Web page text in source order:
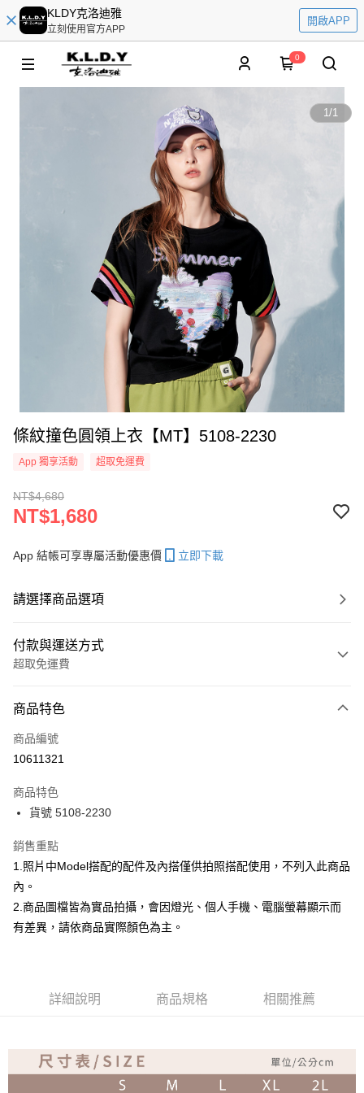
KLDY克洛迪雅
立刻使用官方APP
開啟APP
0
1/1
條紋撞色圓領上衣【MT】5108-2230
App 獨享活動 超取免運費
NT$4,680
NT$1,680
App 結帳可享專屬活動優惠價 立即下載
請選擇商品選項
付款與運送方式
超取免運費
信用卡一次付款
超商取貨付款
ATM付款
運送方式
全家取貨付款
付款後全家取貨
免運費
商品特色
商品編號
10611321
商品特色
貨號 5108-2230
銷售重點
1.照片中Model搭配的配件及內搭僅供拍照搭配使用，不列入此商品
內。
2.商品圖檔皆為實品拍攝，會因燈光、個人手機、電腦螢幕顯示而
有差異，請依商品實際顏色為主。
詳細說明 商品規格 相關推薦